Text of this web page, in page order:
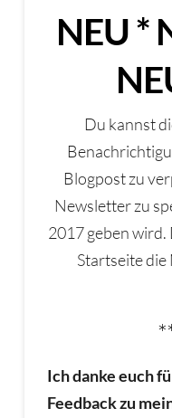
NEU *
Du kannst
Blogpost zu
Newsletter zu
2017 geben
Startseite
Ich danke euch
Feedback zu